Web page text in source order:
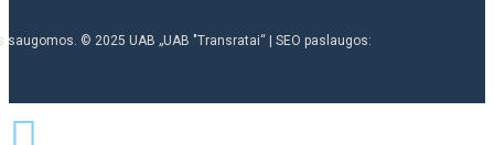
saugomos. © 2025 UAB „UAB "Transratai“ | SEO paslaugos: